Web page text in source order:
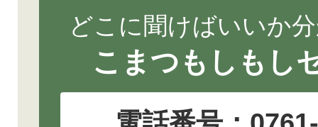
どこに聞けばいいか
こまつもしもし